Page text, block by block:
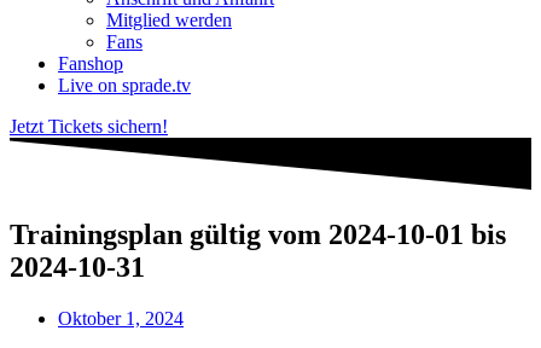
Mitglied werden
Fans
Fanshop
Live on sprade.tv
Jetzt Tickets sichern!
Trainingsplan gültig vom 2024-10-01 bis
2024-10-31
Oktober 1, 2024